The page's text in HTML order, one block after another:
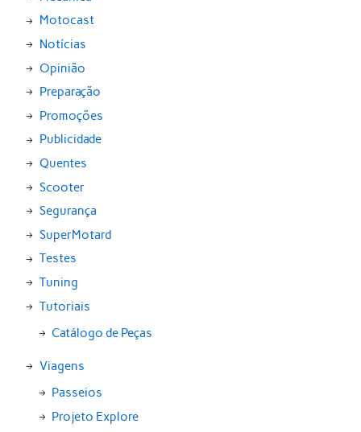
Motocast
Notícias
Opinião
Preparação
Promoções
Publicidade
Quentes
Scooter
Segurança
SuperMotard
Testes
Tuning
Tutoriais
Catálogo de Peças
Viagens
Passeios
Projeto Explore